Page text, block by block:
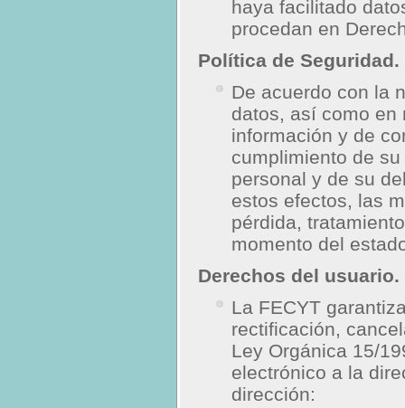
haya facilitado
procedan en
Política de Seguridad.
De acuerdo con la
datos, así como en
información y de
cumplimiento de
personal y de su
estos efectos, las
pérdida,
momento del
Derechos del usuario.
La FECYT
rectificación,
Ley Orgánica 15/
electrónico a la
dirección: